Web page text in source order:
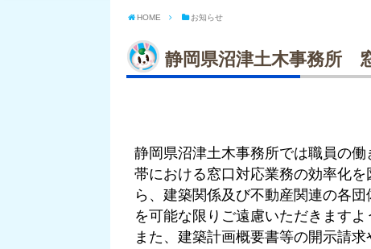
HOME お知らせ
静岡県沼津土木事務所
静岡県沼津土木事務所では職員の
帯における窓口対応業務の効率化
ら、建築関係及び不動産関連の各
を可能な限りご遠慮いただきますよ
また、建築計画概要書等の開示請